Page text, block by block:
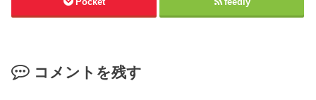
コメントを残す